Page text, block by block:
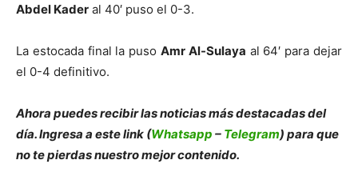
Abdel Kader al 40′ puso el 0-3.
La estocada final la puso Amr Al-Sulaya al 64′ para dejar
el 0-4 definitivo.
Ahora puedes recibir las noticias más destacadas del
día. Ingresa a este link (Whatsapp – Telegram) para que
no te pierdas nuestro mejor contenido.